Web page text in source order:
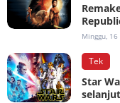
Minggu,
Tek
Star